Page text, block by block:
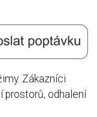
Zákazníci
prostorů, odhalení